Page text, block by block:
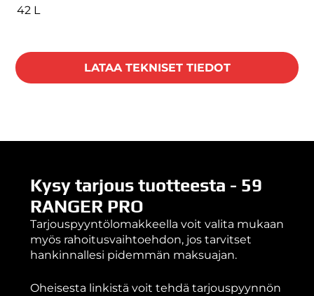
42 L
LATAA TEKNISET TIEDOT
Kysy tarjous tuotteesta - 59
RANGER PRO
Tarjouspyyntölomakkeella voit valita mukaan
myös rahoitusvaihtoehdon, jos tarvitset
hankinnallesi pidemmän maksuajan.
Oheisesta linkistä voit tehdä tarjouspyynnön